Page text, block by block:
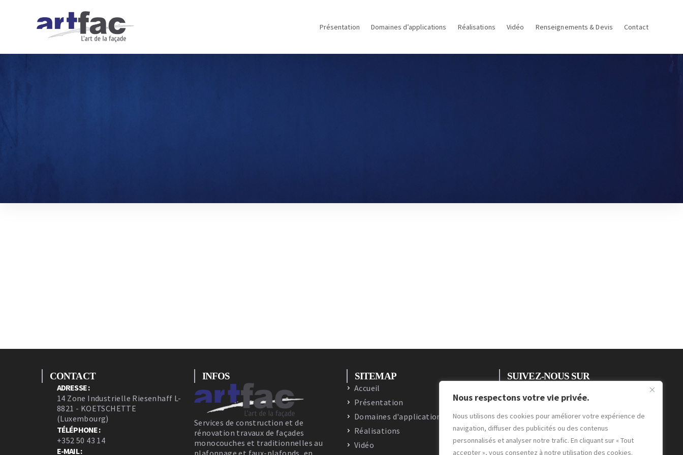
Nous respectons votre vie privée.
Nous utilisons des cookies pour améliorer votre expérience de
navigation, diffuser des publicités ou des contenus
personnalisés et analyser notre trafic. En cliquant sur « Tout
accepter », vous consentez à notre utilisation des cookies.
Présentation Domaines d’applications Réalisations Vidéo Renseignements & Devis Contact
CONTACT
ADRESSE :
14 Zone Industrielle Riesenhaff L-
8821 - KOETSCHETTE
(Luxembourg)
TÉLÉPHONE :
+352 50 43 14
E-MAIL :
INFOS
Services de construction et de
rénovation travaux de façades
monocouches et traditionnelles au
plafonnage et faux-plafonds, en
SITEMAP
Accueil
Présentation
Domaines d'applications
Réalisations
Vidéo
SUIVEZ-NOUS SUR
PARTAGEZ-NOUS SUR